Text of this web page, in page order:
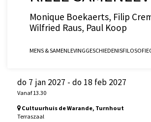
Monique Boekaerts, Filip
Wilfried Raus, Paul Koop
MENS & SAMENLEVINGGESCHIEDENISFILOSOFIE
do 7 jan 2027 - do 18 feb 2027
Vanaf 13.30
Cultuurhuis de Warande, Turnhout
Terraszaal